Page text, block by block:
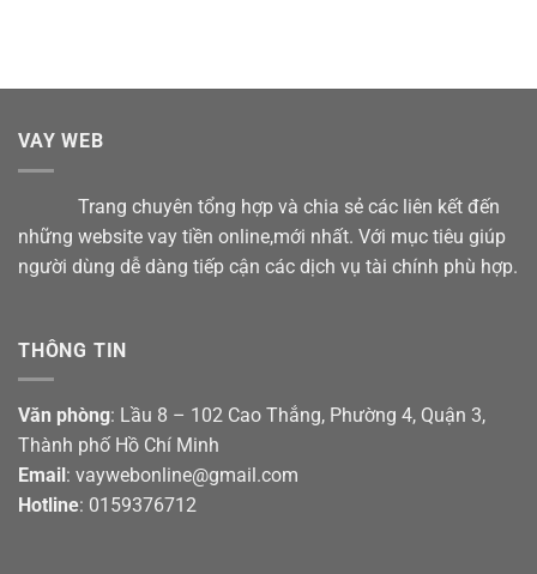
VAY WEB
Trang chuyên tổng hợp và chia sẻ các liên kết đến
những website vay tiền online,mới nhất. Với mục tiêu giúp
người dùng dễ dàng tiếp cận các dịch vụ tài chính phù hợp.
THÔNG TIN
Văn phòng: Lầu 8 – 102 Cao Thắng, Phường 4, Quận 3,
Thành phố Hồ Chí Minh
Email : vaywebonline@gmail.com
Hotline: 0159376712